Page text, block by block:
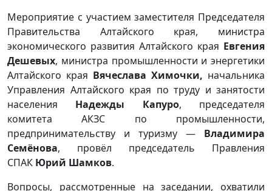
Мероприятие с участием заместителя Председателя
Правительства Алтайского края, министра
экономического развития Алтайского края Евгения
Дешевых, министра промышленности и энергетики
Алтайского края Вячеслава Химочки, начальника
Управления Алтайского края по труду и занятости
населения Надежды Капуро, председателя
комитета АКЗС по промышленности,
предпринимательству и туризму — Владимира
Семёнова, провёл председатель Правления
СПАК Юрий Шамков.
Вопросы, рассмотренные на заседании, охватили